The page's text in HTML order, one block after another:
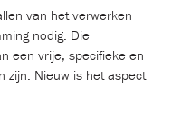
van het verwerken
nodig. Die
een vrije, specifieke en
zijn. Nieuw is het aspect